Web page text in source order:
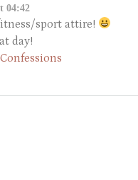
04:42
sport attire!
day!